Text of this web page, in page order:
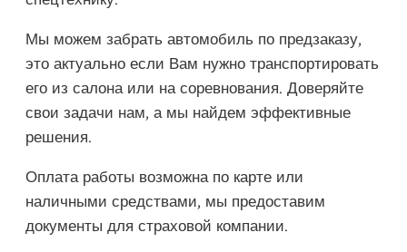
Мы можем забрать автомобиль по предзаказу,
это актуально если Вам нужно транспортировать
его из салона или на соревнования. Доверяйте
свои задачи нам, а мы найдем эффективные
решения.
Оплата работы возможна по карте или
наличными средствами, мы предоставим
документы для страховой компании.